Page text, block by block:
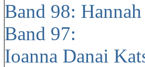
Band 98:
Band 97:
Ioanna Danai